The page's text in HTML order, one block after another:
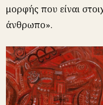
μορφής που είναι
άνθρωπο».